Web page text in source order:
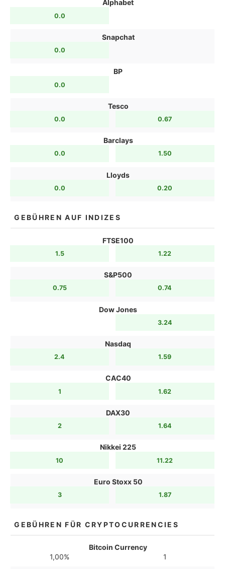
Alphabet
0.0
Snapchat
0.0
BP
0.0
Tesco
0.0 0.67
Barclays
0.0 1.50
Lloyds
0.0 0.20
GEBÜHREN AUF INDIZES
FTSE100
1.5 1.22
S&P500
0.75 0.74
Dow Jones
3.24
Nasdaq
2.4 1.59
CAC40
1 1.62
DAX30
2 1.64
Nikkei 225
10 11.22
Euro Stoxx 50
3 1.87
GEBÜHREN FÜR CRYPTOCURRENCIES
Bitcoin Currency
1,00%
1